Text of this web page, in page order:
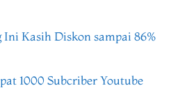
Kasih Diskon sampai 86%
1000 Subcriber Youtube